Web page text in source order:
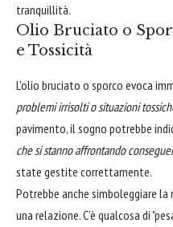
tranquillità.
Olio Bruciato o
e Tossicità
L'olio bruciato o sporco evoca
problemi irrisolti o situazioni
pavimento, il sogno potrebbe
che si stanno affrontando
state gestite correttamente.
Potrebbe anche simboleggiare
una relazione. C'è qualcosa di